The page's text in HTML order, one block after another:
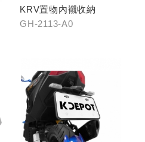
KRV置物內襯收納
GH-2113-A0